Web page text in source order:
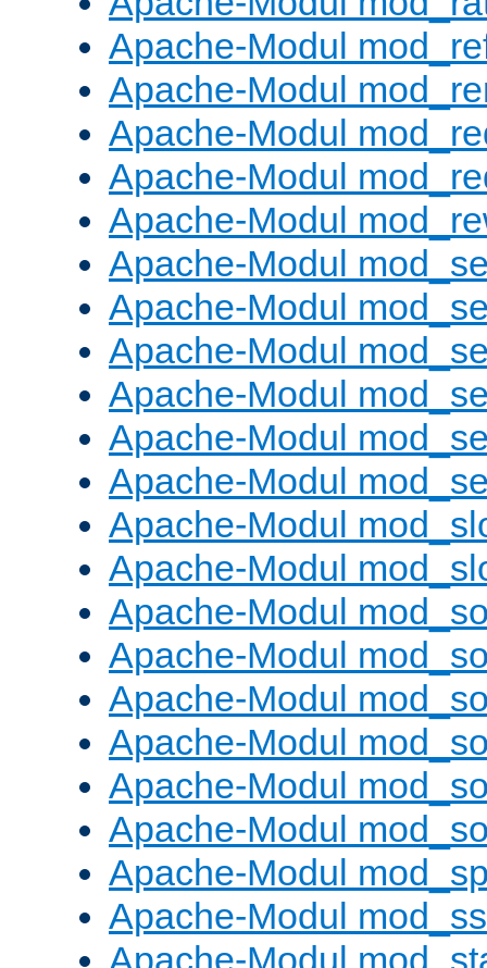
Apache-Modul
Apache-Modul
Apache-Modul
Apache-Modul
Apache-Modul
Apache-Modul
Apache-Modul
Apache-Modul
Apache-Modul
Apache-Modul
Apache-Modul
Apache-Modul
Apache-Modul
Apache-Modul
Apache-Modul
Apache-Modul
Apache-Modul
Apache-Modul
Apache-Modul
Apache-Modul
Apache-Modul
Apache-Modul